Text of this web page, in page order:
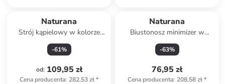
Naturana
Strój kąpielowy w kolorze
zielono-niebiesko-
turkusowym
-61%
od: 109,95 zł
Cena producenta: 282,53 zł*
Naturana
Biustonosz minimizer w
kolorze czarnym
-63%
76,95 zł
Cena producenta: 208,58 zł*